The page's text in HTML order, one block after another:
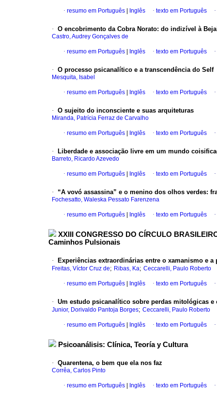
· resumo em Português Inglês · texto em Português ·
· O encobrimento da Cobra Norato: do indizível à
Castro, Audrey Gonçalves de
· resumo em Português Inglês · texto em Português ·
· O processo psicanalítico e a transcendência do Self
Mesquita, Isabel
· resumo em Português Inglês · texto em Português ·
· O sujeito do inconsciente e suas arquiteturas
Miranda, Patrícia Ferraz de Carvalho
· resumo em Português Inglês · texto em Português ·
· Liberdade e associação livre em um mundo
Barreto, Ricardo Azevedo
· resumo em Português Inglês · texto em Português ·
· “A vovó assassina” e o menino dos olhos verdes:
Fochesatto, Waleska Pessato Farenzena
· resumo em Português Inglês · texto em Português ·
XXIII CONGRESSO DO CÍRCULO
Caminhos Pulsionais
· Experiências extraordinárias entre o xamanismo e a
Freitas, Víctor Cruz de; Ribas, Ka; Ceccarelli, Paulo Roberto
· resumo em Português Inglês · texto em Português ·
· Um estudo psicanalítico sobre perdas mitológicas
Junior, Dorivaldo Pantoja Borges; Ceccarelli, Paulo Roberto
· resumo em Português Inglês · texto em Português ·
Psicoanálisis: Clínica, Teoría y Cultura
· Quarentena, o bem que ela nos faz
Corrêa, Carlos Pinto
· resumo em Português Inglês · texto em Português ·